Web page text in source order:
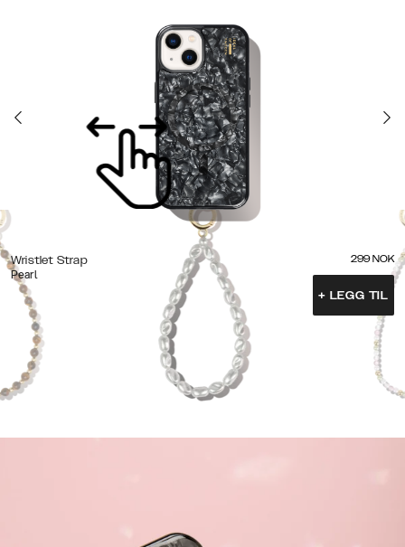
Wristlet Strap
Pearl
299 NOK
+ LEGG TIL